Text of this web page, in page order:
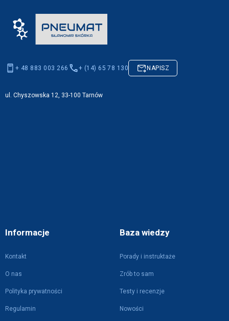
Informacje
Kontakt
O nas
Polityka prywatności
Regulamin
Baza wiedzy
Porady i instruktaże
Zrób to sam
Testy i recenzje
Nowości
+ 48 883 003 266 + (14) 65 78 130 NAPISZ
ul. Chyszowska 12, 33-100 Tarnów